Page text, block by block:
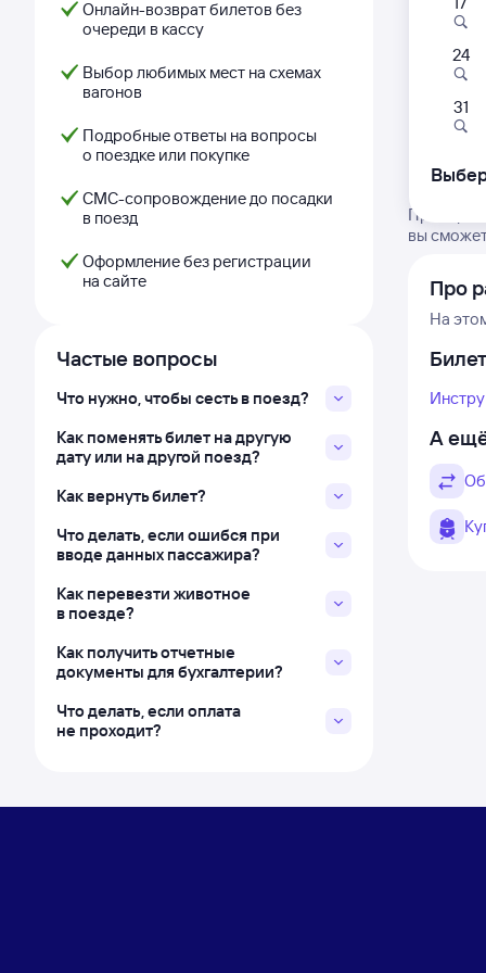
Онлайн-возврат билетов без
очереди в кассу
Выбор любимых мест на схемах
вагонов
Подробные ответы на вопросы
о поездке или покупке
СМС-сопровождение до посадки
в поезд
Оформление без регистрации
на сайте
Частые вопросы
Что нужно, чтобы сесть в поезд?
Как поменять билет на другую
дату или на другой поезд?
Как вернуть билет?
Что делать, если ошибся при
вводе данных пассажира?
Как перевезти животное
в поезде?
Как получить отчетные
документы для бухгалтерии?
Что делать, если оплата
не проходит?
вы
Про
На
А
24
31